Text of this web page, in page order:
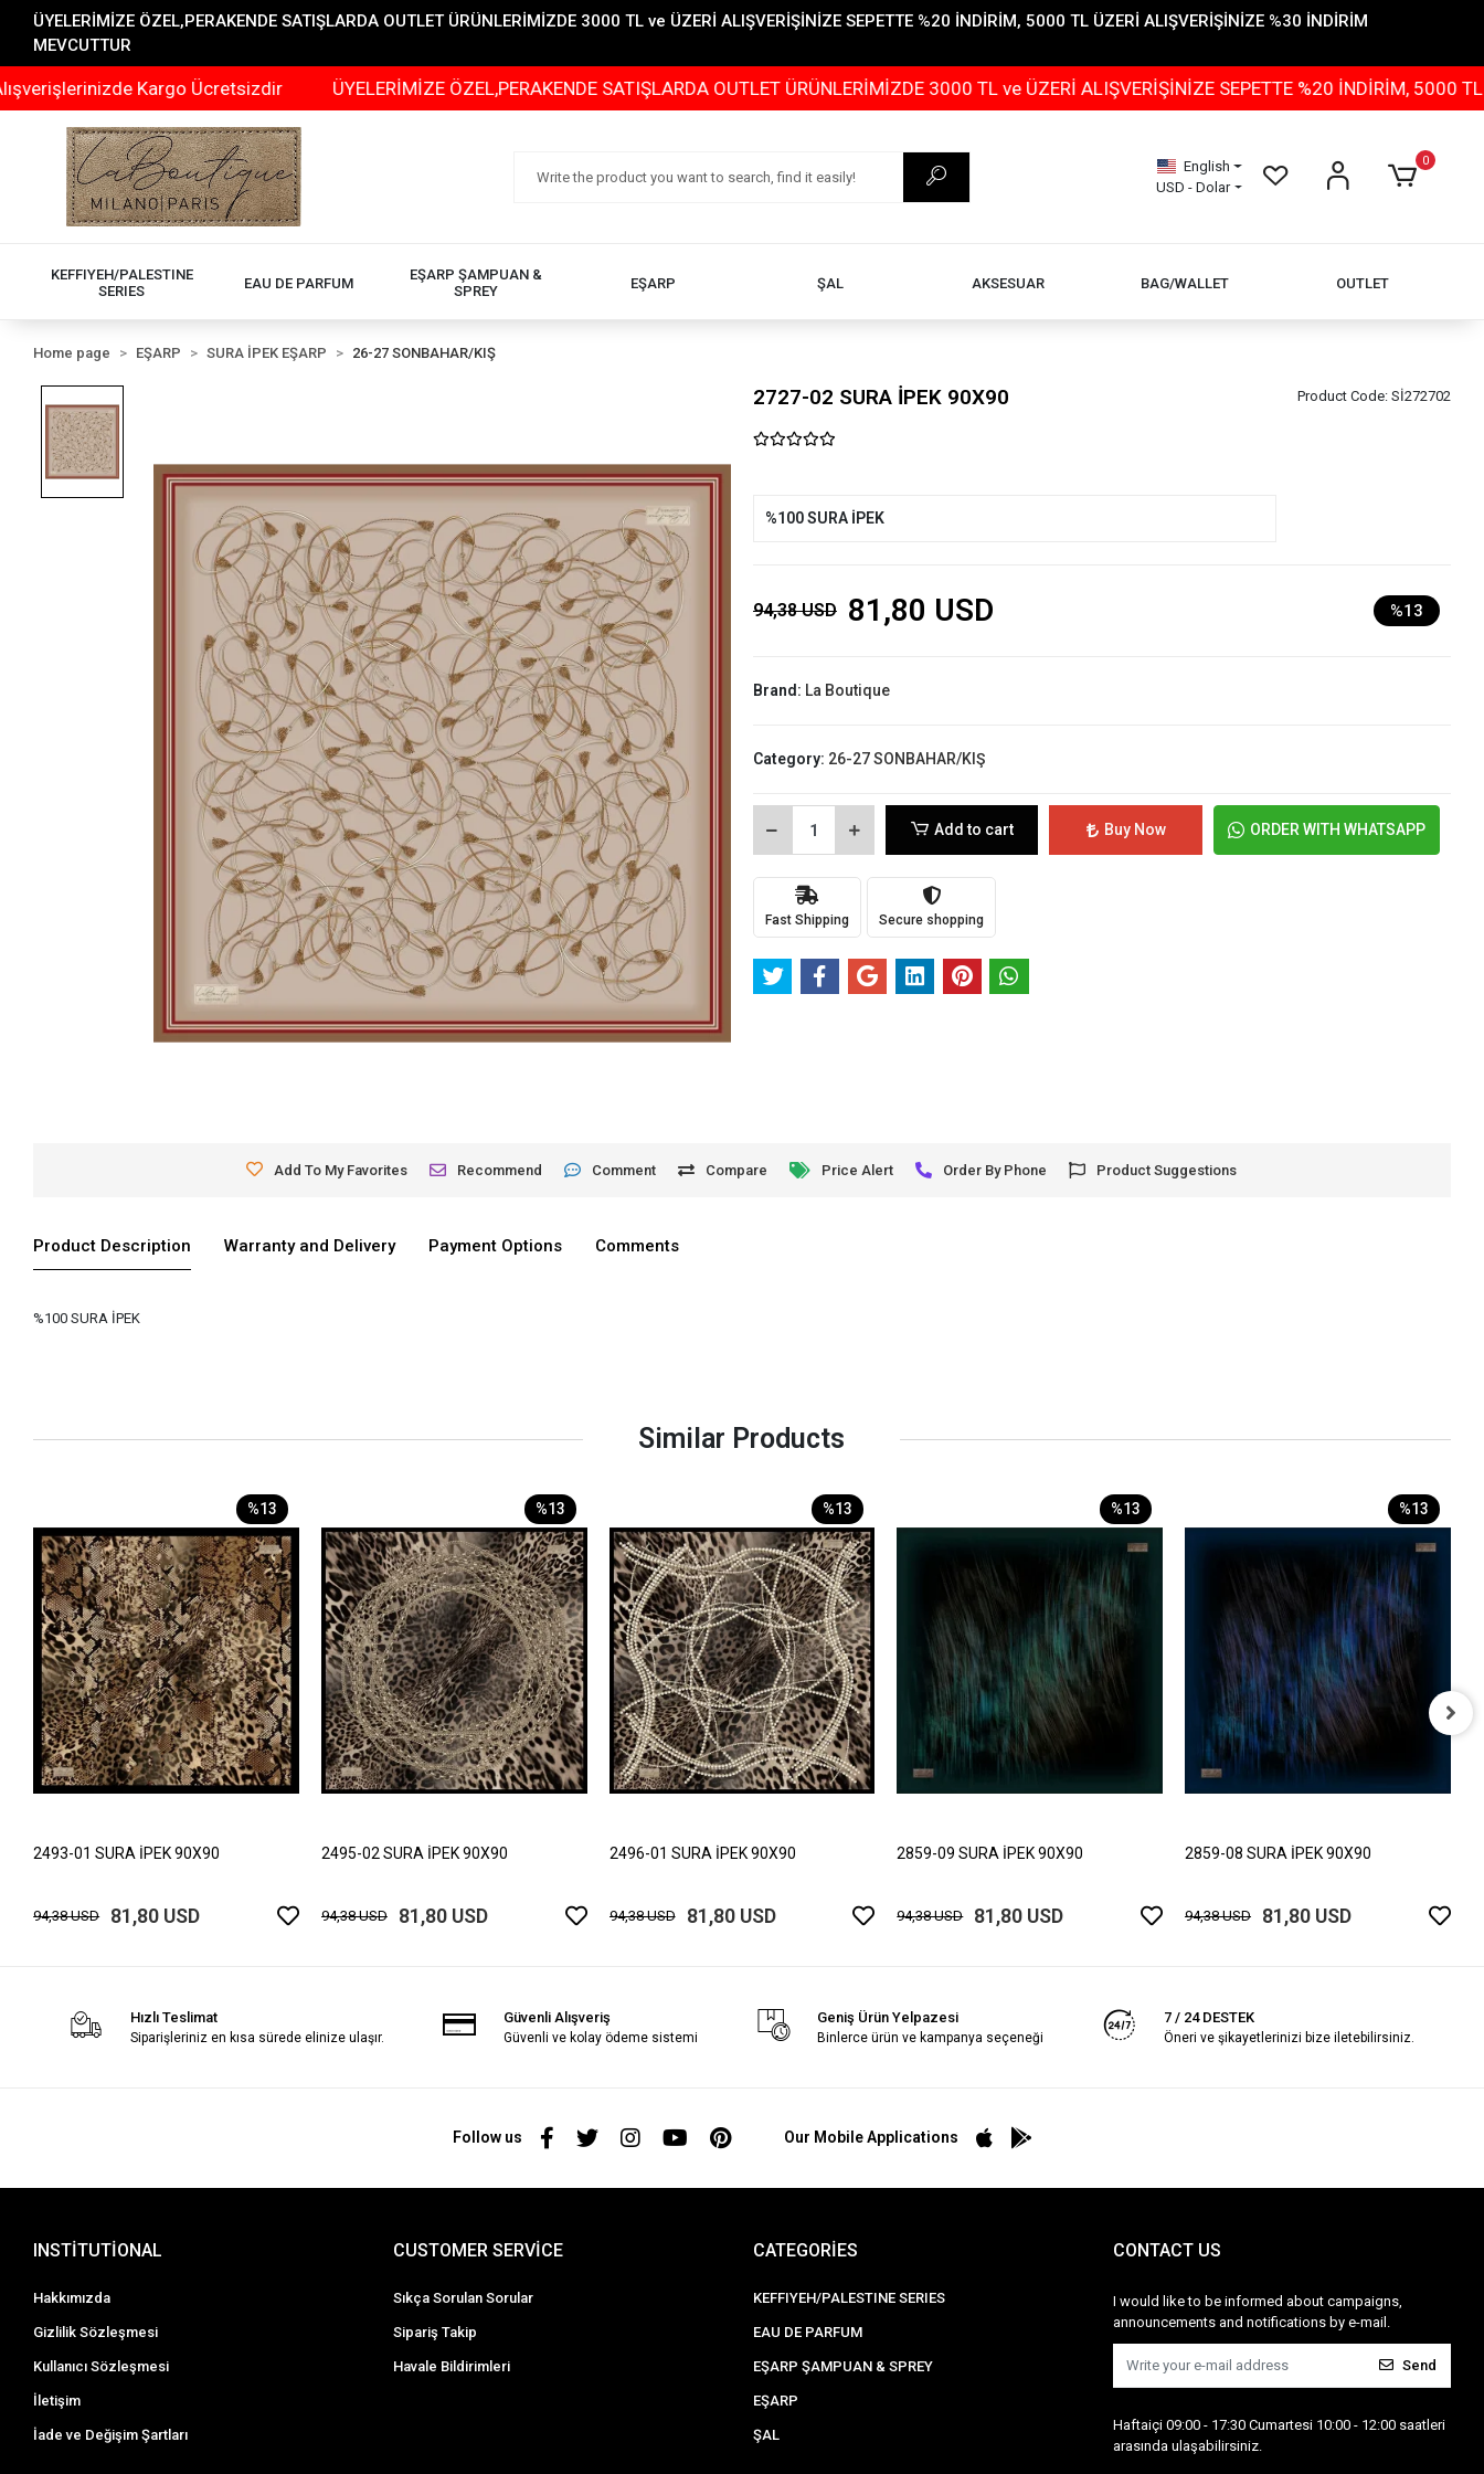
ÜYELERİMİZE ÖZEL,PERAKENDE SATIŞLARDA OUTLET ÜRÜNLERİMİZDE 3000 TL ve ÜZERİ ALIŞVERİŞİNİZE SEPETTE %20 İNDİRİM, 5000 TL ÜZERİ ALIŞVERİŞİNİZE %30 İNDİRİM
MEVCUTTUR
Kargo Ücretsizdir ÜYELERİMİZE ÖZEL,PERAKENDE SATIŞLARDA OUTLET ÜRÜNLERİMİZDE 3000 TL ve ÜZERİ ALIŞVERİŞİNİZE SEPETTE %20 İNDİRİM, 5000 TL ÜZERİ
English
USD - Dolar
0
KEFFIYEH/PALESTINE
SERIES
EAU DE PARFUM
EŞARP ŞAMPUAN &
SPREY
EŞARP ŞAL AKSESUAR BAG/WALLET OUTLET
Home page EŞARP SURA İPEK EŞARP 26-27 SONBAHAR/KIŞ
2727-02 SURA İPEK 90X90 Product Code: Sİ272702
%100 SURA İPEK
94,38 USD 81,80 USD %13
Brand: La Boutique
Category: 26-27 SONBAHAR/KIŞ
Add to cart Buy Now ORDER WITH WHATSAPP
Fast Shipping Secure shopping
Add To My Favorites Recommend Comment Compare Price Alert Order By Phone Product Suggestions
Product Description Warranty and Delivery Payment Options Comments
%100 SURA İPEK
Similar Products
%13
2493-01 SURA İPEK 90X90
94,38 USD 81,80 USD
%13
2495-02 SURA İPEK 90X90
94,38 USD 81,80 USD
%13
2496-01 SURA İPEK 90X90
94,38 USD 81,80 USD
%13
2859-09 SURA İPEK 90X90
94,38 USD 81,80 USD
%13
2859-08 SURA İPEK 90X90
94,38 USD 81,80 USD
Hızlı Teslimat
Siparişleriniz en kısa sürede elinize ulaşır.
Güvenli Alışveriş
Güvenli ve kolay ödeme sistemi
Geniş Ürün Yelpazesi
Binlerce ürün ve kampanya seçeneği
7 / 24 DESTEK
Öneri ve şikayetlerinizi bize iletebilirsiniz.
Follow us Our Mobile Applications
INSTİTUTİONAL
Hakkımızda
Gizlilik Sözleşmesi
Kullanıcı Sözleşmesi
İletişim
İade ve Değişim Şartları
CUSTOMER SERVİCE
Sıkça Sorulan Sorular
Sipariş Takip
Havale Bildirimleri
CATEGORİES
KEFFIYEH/PALESTINE SERIES
EAU DE PARFUM
EŞARP ŞAMPUAN & SPREY
EŞARP
ŞAL
CONTACT US
I would like to be informed about campaigns,
announcements and notifications by e-mail.
Send
Haftaiçi 09:00 - 17:30 Cumartesi 10:00 - 12:00 saatleri
arasında ulaşabilirsiniz.